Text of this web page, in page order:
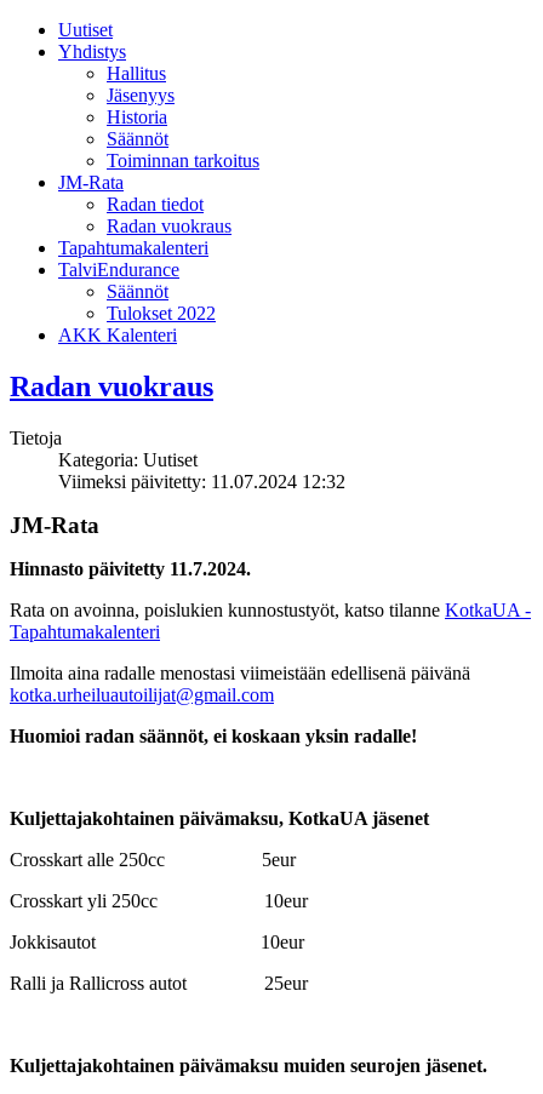
Uutiset
Yhdistys
Hallitus
Jäsenyys
Historia
Säännöt
Toiminnan tarkoitus
JM-Rata
Radan tiedot
Radan vuokraus
Tapahtumakalenteri
TalviEndurance
Säännöt
Tulokset 2022
AKK Kalenteri
Radan vuokraus
Tietoja
Kategoria: Uutiset
Viimeksi päivitetty: 11.07.2024 12:32
JM-Rata
Hinnasto päivitetty 11.7.2024.
Rata on avoinna, poislukien kunnostustyöt, katso tilanne KotkaUA -
Tapahtumakalenteri
Ilmoita aina radalle menostasi viimeistään edellisenä päivänä
kotka.urheiluautoilijat@gmail.com
Huomioi radan säännöt, ei koskaan yksin radalle!
Kuljettajakohtainen päivämaksu, KotkaUA jäsenet
Crosskart alle 250cc 5eur
Crosskart yli 250cc 10eur
Jokkisautot 10eur
Ralli ja Rallicross autot 25eur
Kuljettajakohtainen päivämaksu muiden seurojen jäsenet.